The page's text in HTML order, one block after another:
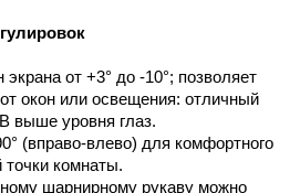
от +3° до -10°; позволяет
окон или освещения: отличный
выше уровня глаз.
(вправо-влево) для комфортного
комнаты.
шарнирному рукаву можно